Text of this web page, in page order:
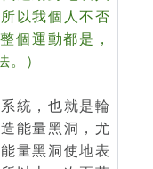
以我個人不否
個運動都是，
。）
統，也就是輪
能量黑洞，尤
量黑洞使地表